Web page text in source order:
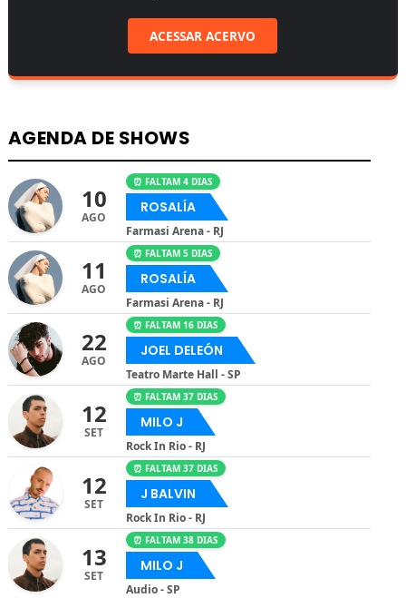
ACESSAR ACERVO
AGENDA DE SHOWS
10
AGO
⏰ FALTAM 4 DIAS
ROSALÍA
Farmasi Arena - RJ
11
AGO
⏰ FALTAM 5 DIAS
ROSALÍA
Farmasi Arena - RJ
22
AGO
⏰ FALTAM 16 DIAS
JOEL DELEÓN
Teatro Marte Hall - SP
12
SET
⏰ FALTAM 37 DIAS
MILO J
Rock In Rio - RJ
12
SET
⏰ FALTAM 37 DIAS
J BALVIN
Rock In Rio - RJ
13
SET
⏰ FALTAM 38 DIAS
MILO J
Audio - SP